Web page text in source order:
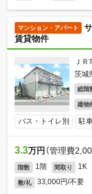
マンション・アパート
賃貸物件
Ｊ
茨城
総階
建物
バス・トイレ別 駐
3.3万円 （管理費
階数 1階 間取り 1K
敷/礼 33,000円/不要